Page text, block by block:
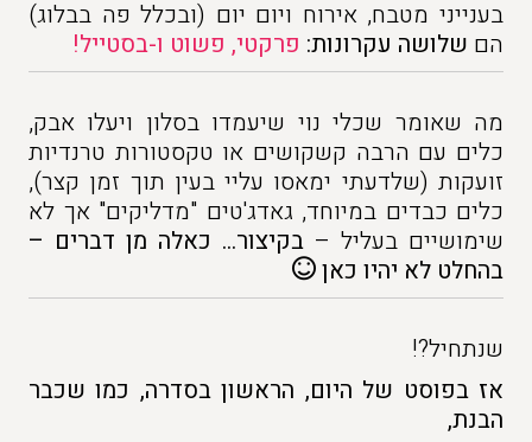
בענייני מטבח, אירוח ויום יום (ובכלל פה בבלוג)
הם שלושה עקרונות: פרקטי, פשוט ו-בסטייל!
מה שאומר שכלי נוי שיעמדו בסלון ויעלו אבק,
כלים עם הרבה קשקושים או טקסטורות טרנדיות
זועקות (שלדעתי ימאסו עליי בעין תוך זמן קצר),
כלים כבדים במיוחד, גאדג'טים "מדליקים" אך לא
שימושיים בעליל – בקיצור… כאלה מן דברים –
בהחלט לא יהיו כאן
שנתחיל?!
אז בפוסט של היום, הראשון בסדרה, כמו שכבר
הבנת,